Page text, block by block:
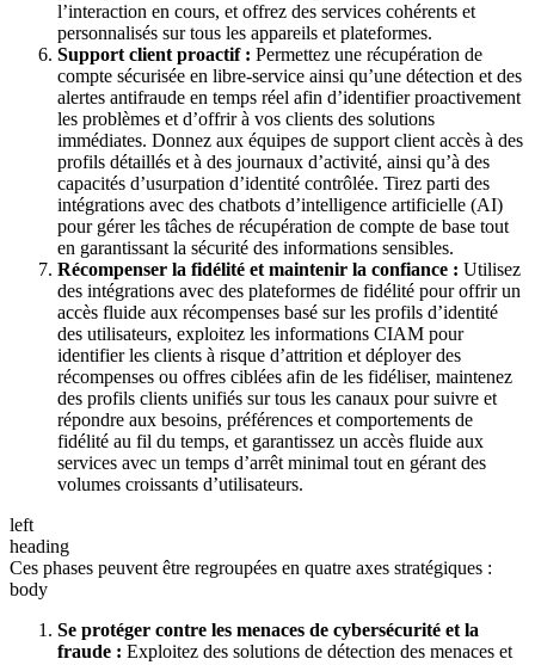
l’interaction en cours, et offrez des services cohérents et
personnalisés sur tous les appareils et plateformes.
Support client proactif : Permettez une récupération de
compte sécurisée en libre-service ainsi qu’une détection et des
alertes antifraude en temps réel afin d’identifier proactivement
les problèmes et d’offrir à vos clients des solutions
immédiates. Donnez aux équipes de support client accès à des
profils détaillés et à des journaux d’activité, ainsi qu’à des
capacités d’usurpation d’identité contrôlée. Tirez parti des
intégrations avec des chatbots d’intelligence artificielle (AI)
pour gérer les tâches de récupération de compte de base tout
en garantissant la sécurité des informations sensibles.
Récompenser la fidélité et maintenir la confiance : Utilisez
des intégrations avec des plateformes de fidélité pour offrir un
accès fluide aux récompenses basé sur les profils d’identité
des utilisateurs, exploitez les informations CIAM pour
identifier les clients à risque d’attrition et déployer des
récompenses ou offres ciblées afin de les fidéliser, maintenez
des profils clients unifiés sur tous les canaux pour suivre et
répondre aux besoins, préférences et comportements de
fidélité au fil du temps, et garantissez un accès fluide aux
services avec un temps d’arrêt minimal tout en gérant des
volumes croissants d’utilisateurs.
left
heading
Ces phases peuvent être regroupées en quatre axes stratégiques :
body
Se protéger contre les menaces de cybersécurité et la
fraude : Exploitez des solutions de détection des menaces et